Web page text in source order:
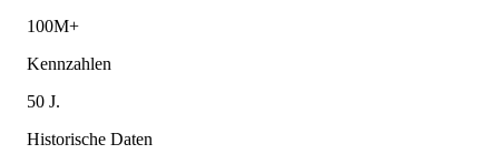
100M+
Kennzahlen
50 J.
Historische Daten